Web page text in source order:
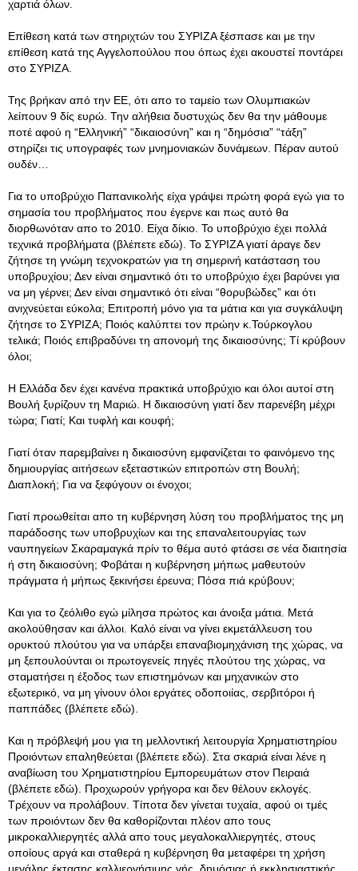
χαρτιά όλων.
Επίθεση κατά των στηριχτών του ΣΥΡΙΖΑ ξέσπασε και με την
επίθεση κατά της Αγγελοπούλου που όπως έχει ακουστεί ποντάρει
στο ΣΥΡΙΖΑ.
Της βρήκαν από την ΕΕ, ότι απο το ταμείο των Ολυμπιακών
λείπουν 9 δίς ευρώ. Την αλήθεια δυστυχώς δεν θα την μάθουμε
ποτέ αφού η “Ελληνική” “δικαιοσύνη” και η “δημόσια” “τάξη”
στηρίζει τις υπογραφές των μνημονιακών δυνάμεων. Πέραν αυτού
ουδέν…
Για το υποβρύχιο Παπανικολής είχα γράψει πρώτη φορά εγώ για το
σημασία του προβλήματος που έγερνε και πως αυτό θα
διορθωνόταν απο το 2010. Είχα δίκιο. Το υποβρύχιο έχει πολλά
τεχνικά προβλήματα (βλέπετε εδώ). Το ΣΥΡΙΖΑ γιατί άραγε δεν
ζήτησε τη γνώμη τεχνοκρατών για τη σημερινή κατάσταση του
υποβρυχίου; Δεν είναι σημαντικό ότι το υποβρύχιο έχει βαρύνει για
να μη γέρνει; Δεν είναι σημαντικό ότι είναι “θορυβώδες” και ότι
ανιχνεύεται εύκολα; Επιτροπή μόνο για τα μάτια και για συγκάλυψη
ζήτησε το ΣΥΡΙΖΑ; Ποιός καλύπτει τον πρώην κ.Τούρκογλου
τελικά; Ποιός επιβραδύνει τη απονομή της δικαιοσύνης; Τί κρύβουν
όλοι;
Η Ελλάδα δεν έχει κανένα πρακτικά υποβρύχιο και όλοι αυτοί στη
Βουλή ξυρίζουν τη Μαριώ. H δικαιοσύνη γιατί δεν παρενέβη μέχρι
τώρα; Γιατί; Και τυφλή και κουφή;
Γιατί όταν παρεμβαίνει η δικαιοσύνη εμφανίζεται το φαινόμενο της
δημιουργίας αιτήσεων εξεταστικών επιτροπών στη Βουλή;
Διαπλοκή; Για να ξεφύγουν οι ένοχοι;
Γιατί προωθείται απο τη κυβέρνηση λύση του προβλήματος της μη
παράδοσης των υποβρυχίων και της επαναλειτουργίας των
ναυπηγείων Σκαραμαγκά πρίν το θέμα αυτό φτάσει σε νέα διαιτησία
ή στη δικαιοσύνη; Φοβάται η κυβέρνηση μήπως μαθευτούν
πράγματα ή μήπως ξεκινήσει έρευνα; Πόσα πιά κρύβουν;
Και για το ζεόλιθο εγώ μίλησα πρώτος και άνοιξα μάτια. Μετά
ακολούθησαν και άλλοι. Καλό είναι να γίνει εκμετάλλευση του
ορυκτού πλούτου για να υπάρξει επαναβιομηχάνιση της χώρας, να
μη ξεπουλούνται οι πρωτογενείς πηγές πλούτου της χώρας, να
σταματήσει η έξοδος των επιστημόνων και μηχανικών στο
εξωτερικό, να μη γίνουν όλοι εργάτες οδοποιίας, σερβιτόροι ή
παππάδες (βλέπετε εδώ).
Και η πρόβλεψή μου για τη μελλοντική λειτουργία Χρηματιστηρίου
Προιόντων επαληθεύεται (βλέπετε εδώ). Στα σκαριά είναι λένε η
αναβίωση του Χρηματιστηρίου Εμπορευμάτων στον Πειραιά
(βλέπετε εδώ). Προχωρούν γρήγορα και δεν θέλουν εκλογές.
Τρέχουν να προλάβουν. Τίποτα δεν γίνεται τυχαία, αφού οι τμές
των προιόντων δεν θα καθορίζονται πλέον απο τους
μικροκαλλιεργητές αλλά απο τους μεγαλοκαλλιεργητές, στους
οποίους αργά και σταθερά η κυβέρνηση θα μεταφέρει τη χρήση